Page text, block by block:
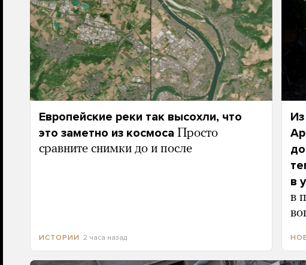
Европейские реки так высохли, что
это заметно из космоса Просто
сравните снимки до и после
ИСТОРИИ 2 часа назад
в
в